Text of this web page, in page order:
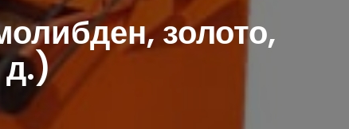
золото,
д.)